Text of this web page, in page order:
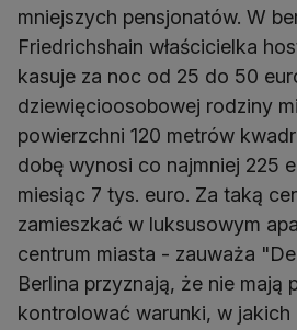
mniejszych pensjonatów. W
Friedrichshain właścicielka
kasuje za noc od 25 do 50
dziewięcioosobowej rodziny
powierzchni 120 metrów
dobę wynosi co najmniej 225
miesiąc 7 tys. euro. Za taką
zamieszkać w luksusowym
centrum miasta - zauważa
Berlina przyznają, że nie mają
kontrolować warunki, w jakich